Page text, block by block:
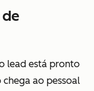
lead está pronto
ao pessoal